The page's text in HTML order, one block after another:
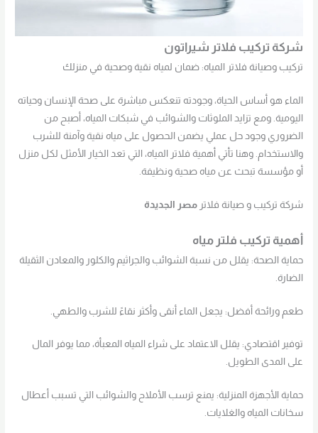
شركة تركيب فلاتر شيراتون
تركيب وصيانة فلاتر المياه: ضمان لمياه نقية وصحية في منزلك
الماء هو أساس الحياة، وجودته تنعكس مباشرة على صحة الإنسان وحياته
اليومية. ومع تزايد الملوثات والشوائب في شبكات المياه، أصبح من
الضروري وجود حل عملي يضمن الحصول على مياه نقية وآمنة للشرب
والاستخدام. وهنا تأتي أهمية فلاتر المياه، التي تعد الخيار الأمثل لكل منزل
أو مؤسسة تبحث عن مياه صحية ونظيفة.
شركة تركيب و صيانة فلاترمصر الجديدة
أهمية تركيب فلتر مياه
حماية الصحة: يقلل من نسبة الشوائب والجراثيم والكلور والمعادن الثقيلة
الضارة.
طعم ورائحة أفضل: يجعل الماء أنقى وأكثر نقاءً للشرب والطهي.
توفير اقتصادي: يقلل الاعتماد على شراء المياه المعبأة، مما يوفر المال
على المدى الطويل.
حماية الأجهزة المنزلية: يمنع ترسب الأملاح والشوائب التي تسبب أعطال
سخانات المياه والغلايات.